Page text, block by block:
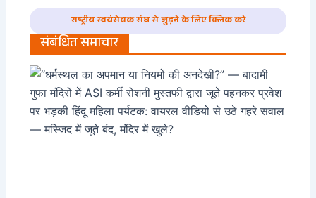
राष्ट्रीय स्वयंसेवक संघ से जुड़ने के लिए क्लिक करे
संबंधित समाचार